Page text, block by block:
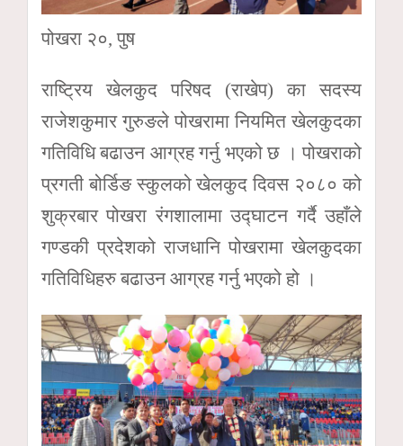
पोखरा २०, पुष
राष्ट्रिय खेलकुद परिषद (राखेप) का सदस्य
राजेशकुमार गुरुङले पोखरामा नियमित खेलकुदका
गतिविधि बढाउन आग्रह गर्नु भएको छ । पोखराको
प्रगती बोर्डिङ स्कुलको खेलकुद दिवस २०८० को
शुक्रबार पोखरा रंगशालामा उद्घाटन गर्दै उहाँले
गण्डकी प्रदेशको राजधानि पोखरामा खेलकुदका
गतिविधिहरु बढाउन आग्रह गर्नु भएको हो ।